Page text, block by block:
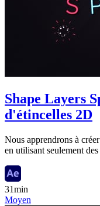
Shape Layers
d'étincelles 2D
Nous apprendrons à
en utilisant seulement
31min
Moyen